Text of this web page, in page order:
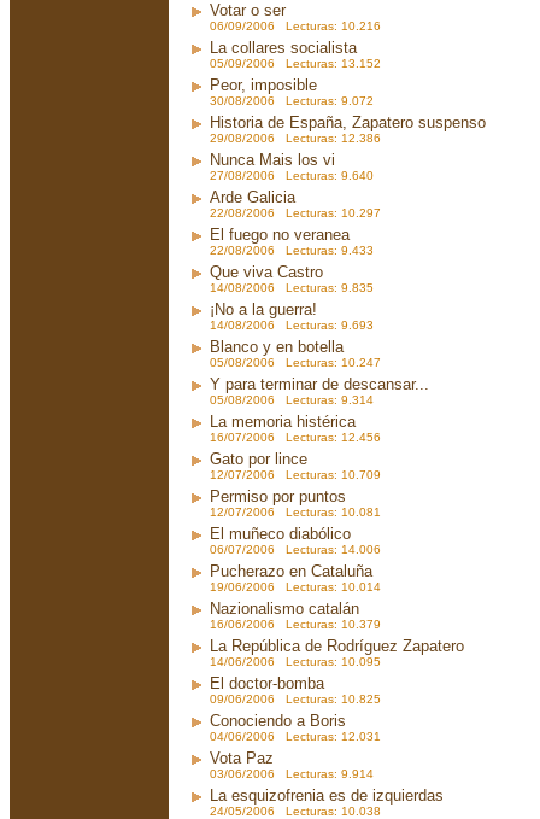
Votar o ser
06/09/2006 Lecturas: 10.216
La collares socialista
05/09/2006 Lecturas: 13.152
Peor, imposible
30/08/2006 Lecturas: 9.072
Historia de España, Zapatero suspenso
29/08/2006 Lecturas: 12.386
Nunca Mais los vi
27/08/2006 Lecturas: 9.640
Arde Galicia
22/08/2006 Lecturas: 10.297
El fuego no veranea
22/08/2006 Lecturas: 9.433
Que viva Castro
14/08/2006 Lecturas: 9.835
¡No a la guerra!
14/08/2006 Lecturas: 9.693
Blanco y en botella
05/08/2006 Lecturas: 10.247
Y para terminar de descansar...
05/08/2006 Lecturas: 9.314
La memoria histérica
16/07/2006 Lecturas: 12.456
Gato por lince
12/07/2006 Lecturas: 10.709
Permiso por puntos
12/07/2006 Lecturas: 10.081
El muñeco diabólico
06/07/2006 Lecturas: 14.006
Pucherazo en Cataluña
19/06/2006 Lecturas: 10.014
Nazionalismo catalán
16/06/2006 Lecturas: 10.379
La República de Rodríguez Zapatero
14/06/2006 Lecturas: 10.095
El doctor-bomba
09/06/2006 Lecturas: 10.825
Conociendo a Boris
04/06/2006 Lecturas: 12.031
Vota Paz
03/06/2006 Lecturas: 9.914
La esquizofrenia es de izquierdas
24/05/2006 Lecturas: 10.038